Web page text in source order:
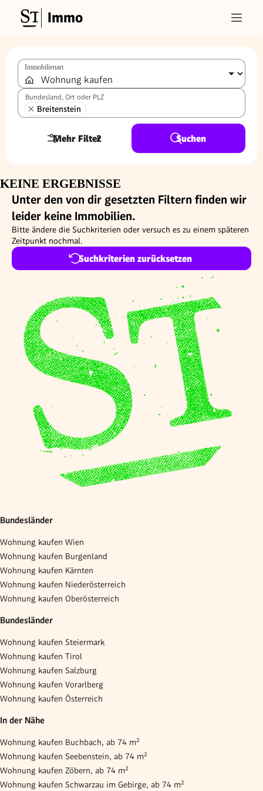
Immo
Immobilienart
Bundesland, Ort oder PLZ
Breitenstein
Mehr Filter
2 Suchen
KEINE ERGEBNISSE
Unter den von dir gesetzten Filtern finden wir
leider keine Immobilien.
Bitte ändere die Suchkriterien oder versuch es zu einem späteren
Zeitpunkt nochmal.
Suchkriterien zurücksetzen
Bundesländer
Wohnung kaufen Wien
Wohnung kaufen Burgenland
Wohnung kaufen Kärnten
Wohnung kaufen Niederösterreich
Wohnung kaufen Oberösterreich
Bundesländer
Wohnung kaufen Steiermark
Wohnung kaufen Tirol
Wohnung kaufen Salzburg
Wohnung kaufen Vorarlberg
Wohnung kaufen Österreich
In der Nähe
Wohnung kaufen Buchbach, ab 74 m²
Wohnung kaufen Seebenstein, ab 74 m²
Wohnung kaufen Zöbern, ab 74 m²
Wohnung kaufen Schwarzau im Gebirge, ab 74 m²